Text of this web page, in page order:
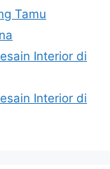
Tamu
Interior di
Interior di